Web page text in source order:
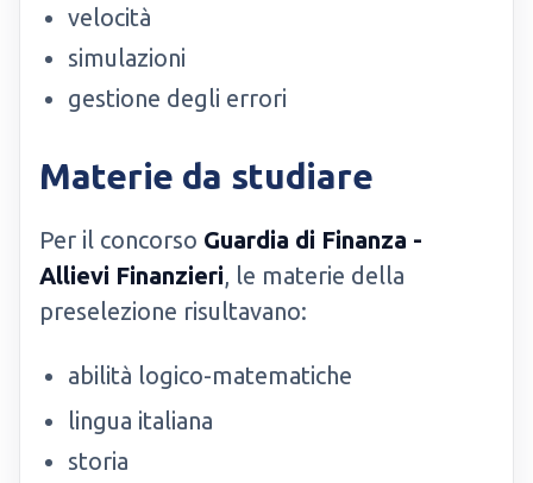
velocità
simulazioni
gestione degli errori
Materie da studiare
Per il concorso Guardia di Finanza -
Allievi Finanzieri, le materie della
preselezione risultavano:
abilità logico-matematiche
lingua italiana
storia